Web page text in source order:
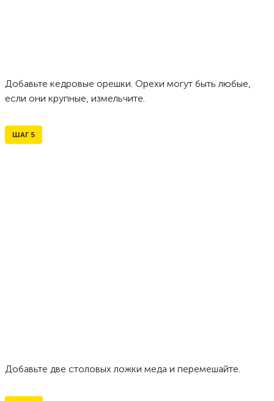
Добавьте кедровые орешки. Орехи могут быть любые,
если они крупные, измельчите.
ШАГ 5
Добавьте две столовых ложки меда и перемешайте.